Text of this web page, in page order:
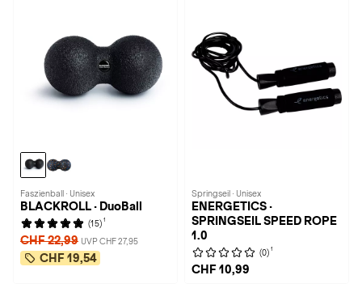
Faszienball · Unisex
BLACKROLL · DuoBall
(15) 1
CHF 22,99 UVP CHF 27,95
CHF 19,54
Springseil · Unisex
ENERGETICS ·
SPRINGSEIL SPEED ROPE
1.0
(0) 1
CHF 10,99